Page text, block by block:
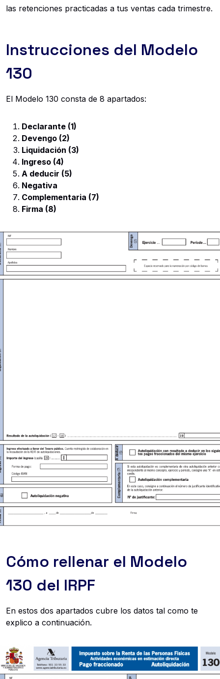
las retenciones practicadas a tus ventas cada trimestre.
Instrucciones del Modelo
130
El Modelo 130 consta de 8 apartados:
Declarante (1)
Devengo (2)
Liquidación (3)
Ingreso (4)
A deducir (5)
Negativa
Complementaria (7)
Firma (8)
Cómo rellenar el Modelo
130 del IRPF
En estos dos apartados cubre los datos tal como te
explico a continuación.